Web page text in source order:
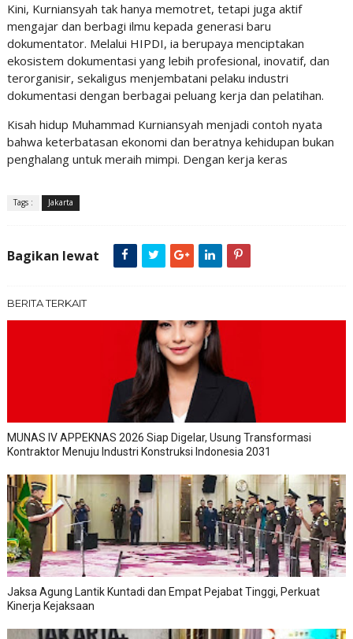
Kini, Kurniansyah tak hanya memotret, tetapi juga aktif
mengajar dan berbagi ilmu kepada generasi baru
dokumentator. Melalui HIPDI, ia berupaya menciptakan
ekosistem dokumentasi yang lebih profesional, inovatif, dan
terorganisir, sekaligus menjembatani pelaku industri
dokumentasi dengan berbagai peluang kerja dan pelatihan.
Kisah hidup Muhammad Kurniansyah menjadi contoh nyata
bahwa keterbatasan ekonomi dan beratnya kehidupan bukan
penghalang untuk meraih mimpi. Dengan kerja keras
Tags : Jakarta
Bagikan lewat
BERITA TERKAIT
MUNAS IV APPEKNAS 2026 Siap Digelar, Usung Transformasi
Kontraktor Menuju Industri Konstruksi Indonesia 2031
Jaksa Agung Lantik Kuntadi dan Empat Pejabat Tinggi, Perkuat
Kinerja Kejaksaan